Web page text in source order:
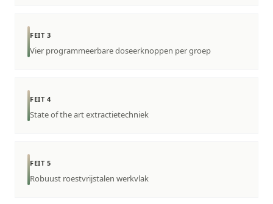
FEIT 3
Vier programmeerbare doseerknoppen per groep
FEIT 4
State of the art extractietechniek
FEIT 5
Robuust roestvrijstalen werkvlak